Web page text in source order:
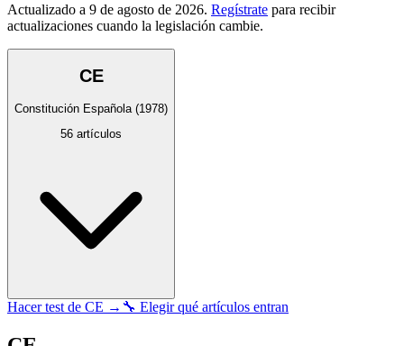
Actualizado a 9 de agosto de 2026. Regístrate para recibir
actualizaciones cuando la legislación cambie.
CE
Constitución Española (1978)
56 artículos
Hacer test de CE → 🔧 Elegir qué artículos entran